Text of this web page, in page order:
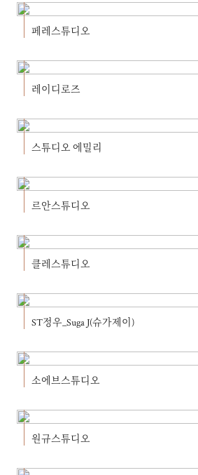
페레스튜디오
레이디로즈
스튜디오 에밀리
르안스튜디오
클레스튜디오
ST정우_Suga J(슈가제이)
소에브스튜디오
원규스튜디오